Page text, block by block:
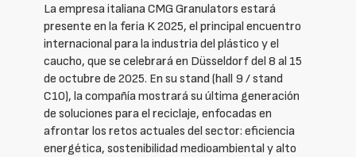
La empresa italiana CMG Granulators estará
presente en la feria K 2025, el principal encuentro
internacional para la industria del plástico y el
caucho, que se celebrará en Düsseldorf del 8 al 15
de octubre de 2025. En su stand (hall 9 / stand
C10), la compañía mostrará su última generación
de soluciones para el reciclaje, enfocadas en
afrontar los retos actuales del sector: eficiencia
energética, sostenibilidad medioambiental y alto